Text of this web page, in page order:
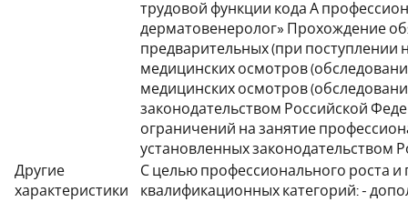
трудовой функции кода А
дерматовенеролог» Прохождение
предварительных (при поступлении
медицинских осмотров
медицинских осмотров
законодательством Российской
ограничений на занятие
установленных законодательством
Другие
характеристики
С целью профессионального роста и
квалификационных категорий: -